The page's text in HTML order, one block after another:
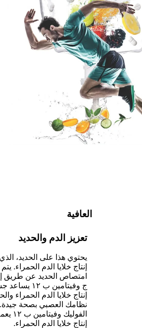
العافية
تعزيز الدم والحديد
يحتوي هذا على الحديد،
إنتاج خلايا الدم الحمراء. يتم
امتصاص الحديد عن طريق
ج وفيتامين ب
إنتاج خلايا الدم الحمراء
نظامك العصبي بصحة
إنتاج خلايا الدم الحمراء.